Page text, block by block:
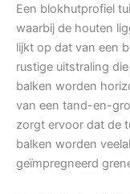
Een blokhutprofiel
waarbij de houten
lijkt op dat van een
rustige uitstraling
balken worden
van een tand-en-
zorgt ervoor dat de
balken worden
geïmpregneerd